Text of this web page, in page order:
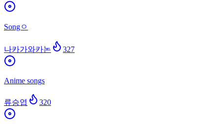
Songㅇ
나카가와카논 327
Anime songs
류승엽 320